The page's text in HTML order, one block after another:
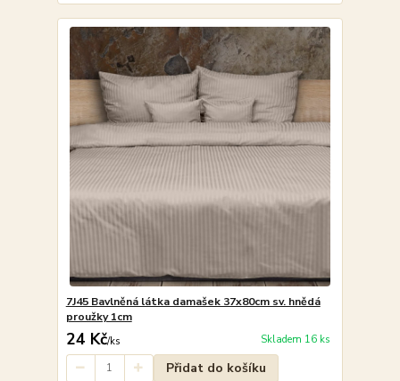
7J45 Bavlněná látka damašek 37x80cm sv. hnědá
proužky 1cm
24 Kč/ks Skladem 16 ks
Přidat do košíku